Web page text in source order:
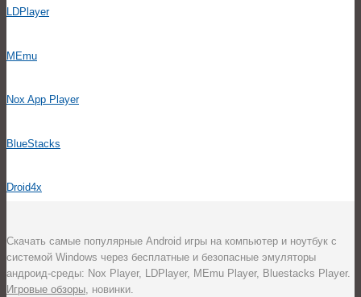
LDPlayer
MEmu
Nox App Player
BlueStacks
Droid4x
Скачать самые популярные Android игры на компьютер и ноутбук с
системой Windows через бесплатные и безопасные эмуляторы
андроид-среды: Nox Player, LDPlayer, MEmu Player, Bluestacks Player.
Игровые обзоры, новинки.